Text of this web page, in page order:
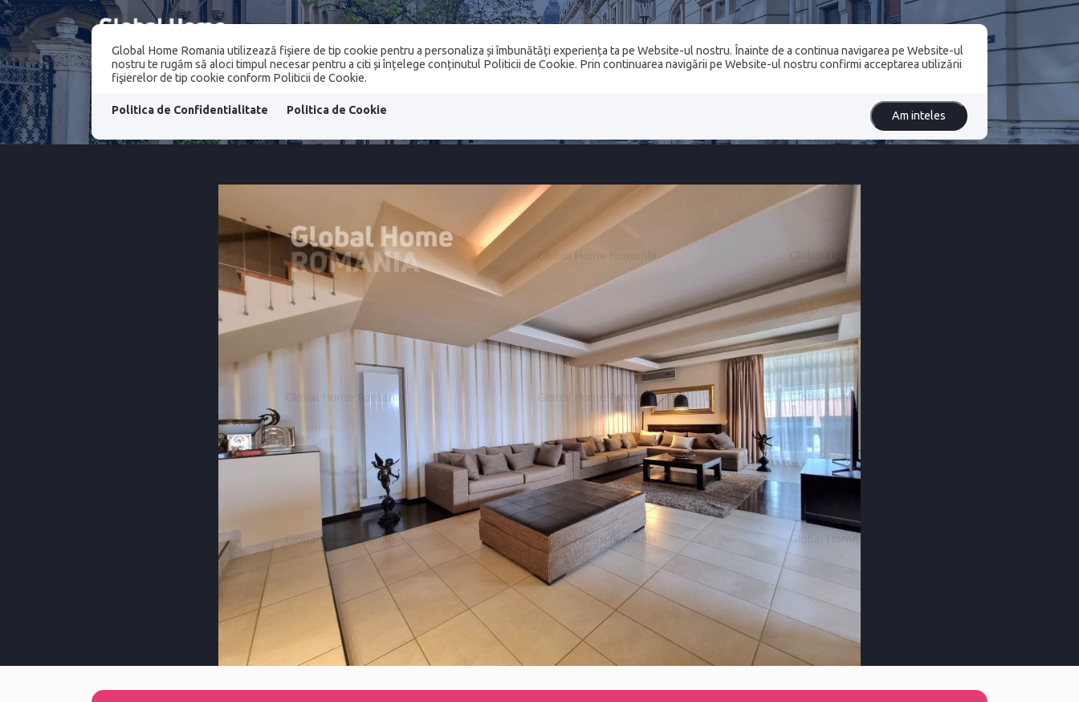
Global Home Romania utilizează fişiere de tip cookie pentru a personaliza și îmbunătăți experiența ta pe Website-ul nostru. Înainte de a continua navigarea pe Website-ul
nostru te rugăm să aloci timpul necesar pentru a citi și înțelege conținutul Politicii de Cookie. Prin continuarea navigării pe Website-ul nostru confirmi acceptarea utilizării
fişierelor de tip cookie conform Politicii de Cookie.
Politica de Confidentialitate Politica de Cookie Am inteles
PROPRIETATI SERVICII IMOBILIARE COMPANIE ANSAMBLURI
PROPRIETATI TRANZACTIONATE